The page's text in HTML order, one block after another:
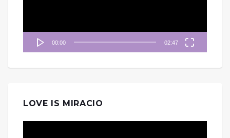
00:00 02:47
LOVE IS MIRACIO